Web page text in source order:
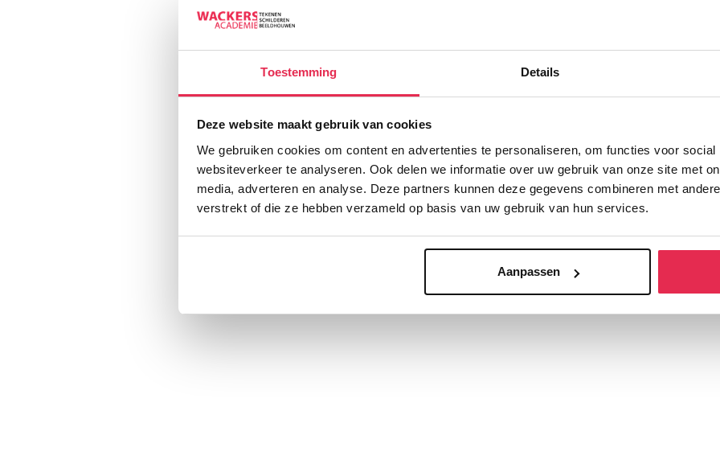
Toestemming Details
Deze website maakt gebruik van cookies
We gebruiken cookies om content en advertenties te personaliseren, om functies voor
websiteverkeer te analyseren. Ook delen we informatie over uw gebruik van onze site met
media, adverteren en analyse. Deze partners kunnen deze gegevens combineren met
verstrekt of die ze hebben verzameld op basis van uw gebruik van hun services.
Aanpassen